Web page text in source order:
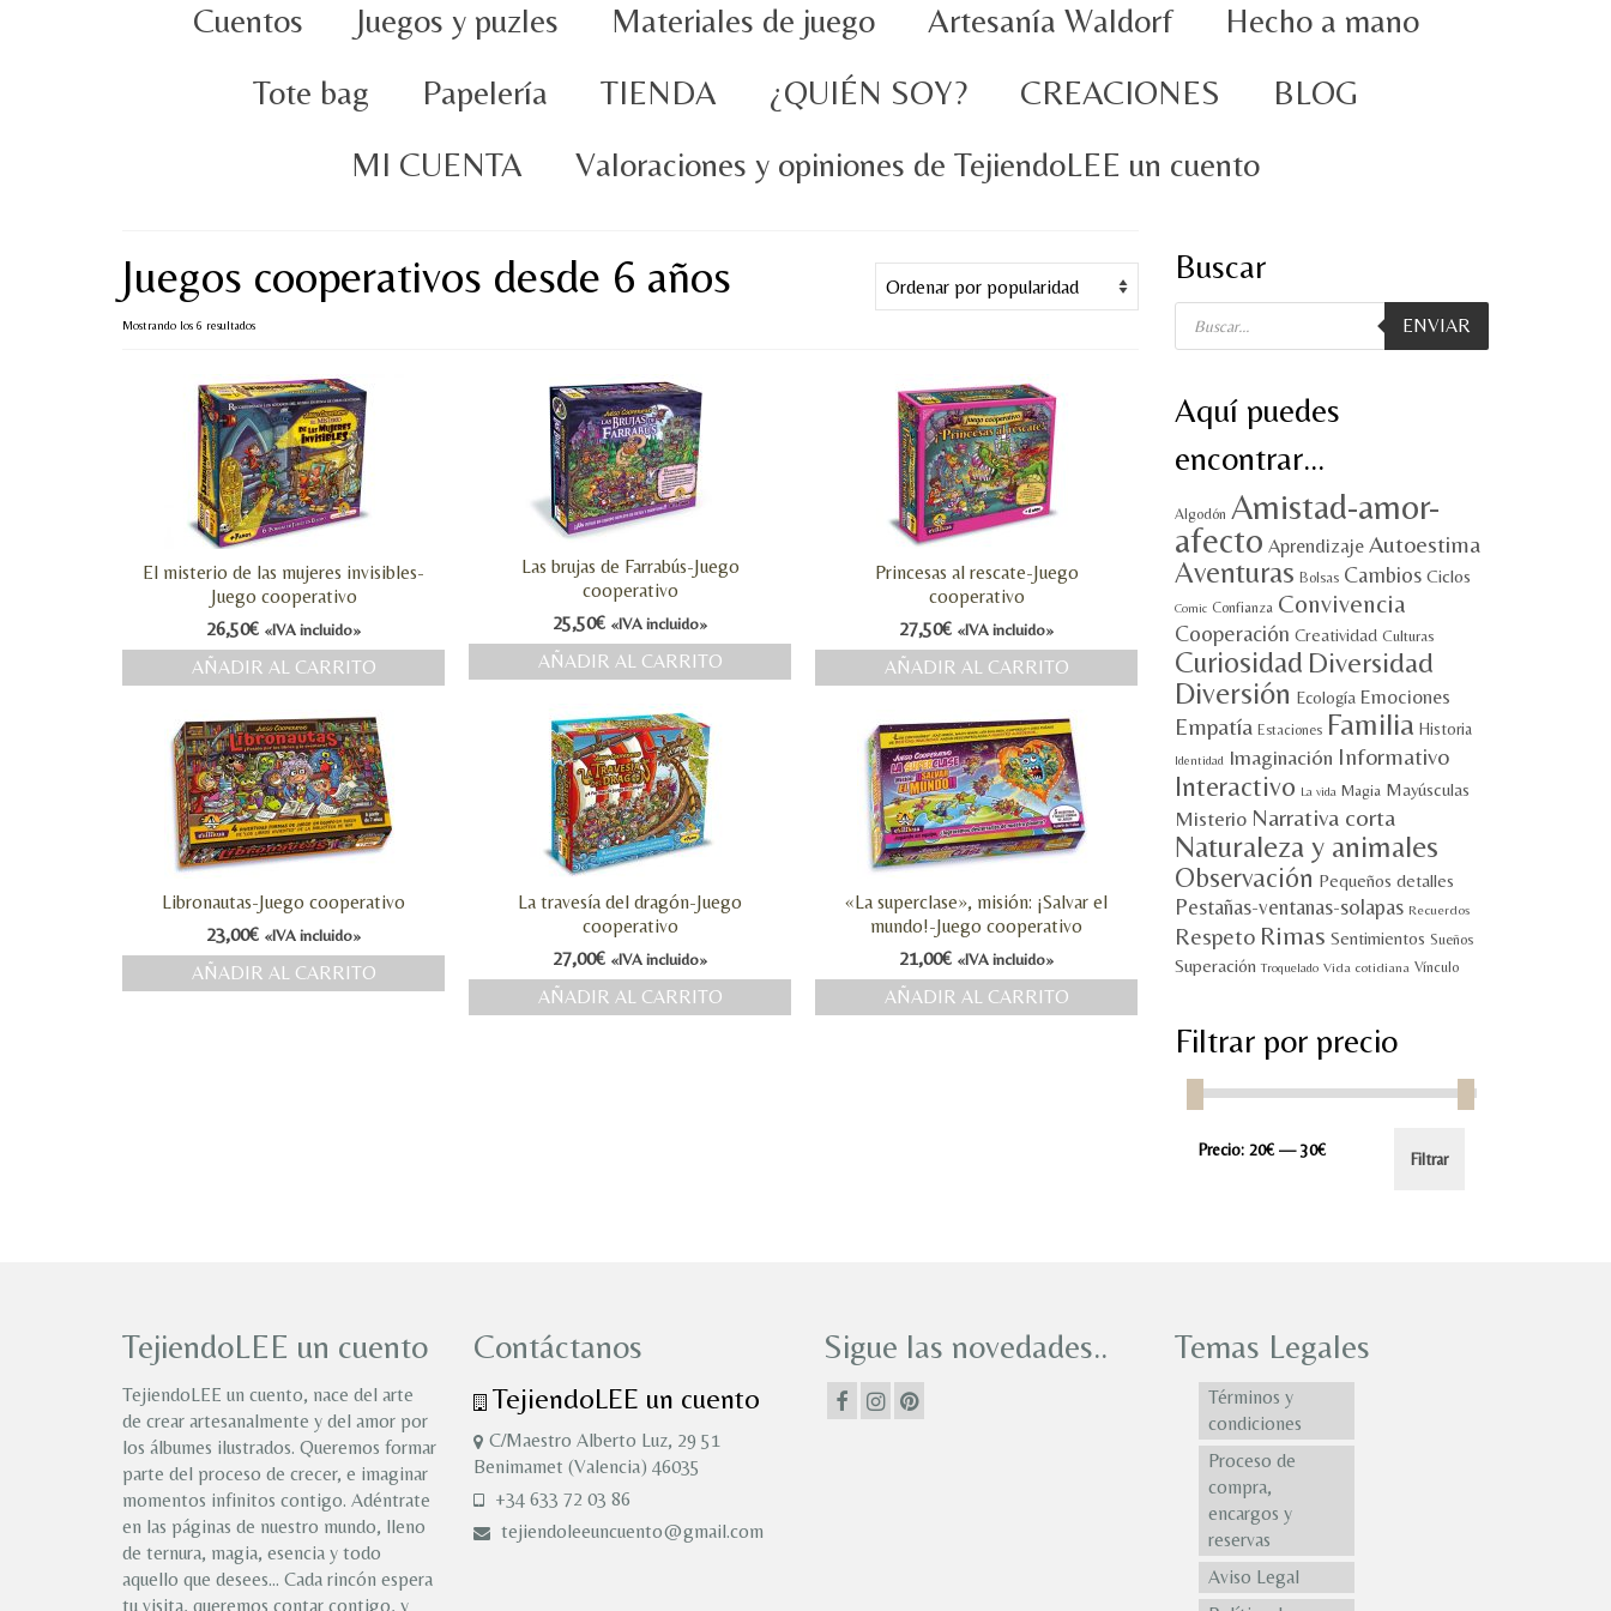
Cuentos Juegos y puzles Materiales de juego Artesanía Waldorf
Hecho a mano
Tote bag
Papelería TIENDA ¿QUIÉN SOY? CREACIONES
BLOG
MI CUENTA
Valoraciones y opiniones de TejiendoLEE un cuento
Juegos cooperativos desde 6 años
Mostrando los 6 resultadosOrdenado
popularidad
El misterio de las mujeres invisibles-
Juego cooperativo
26,50€ «IVA incluido»
AÑADIR AL CARRITO
Las brujas de Farrabús-Juego
cooperativo
25,50€ «IVA incluido»
AÑADIR AL CARRITO
Princesas al rescate-Juego
cooperativo
27,50€ «IVA incluido»
AÑADIR AL CARRITO
La travesía del dragón-Juego
cooperativo
27,00€ «IVA incluido»
AÑADIR AL CARRITO
Libronautas-Juego cooperativo
23,00€ «IVA incluido»
AÑADIR AL CARRITO
«La superclase», misión: ¡Salvar el
mundo!-Juego cooperativo
21,00€ «IVA incluido»
AÑADIR AL CARRITO
Buscar
Búsqueda
productos
ENVIAR
Aquí puedes
encontrar…
Algodón Amistad-amor-
afecto Aprendizaje Autoestima
Aventuras Bolsas Cambios Ciclos
Comic Confianza Convivencia
Cooperación Creatividad Culturas
Curiosidad Diversidad
Diversión Ecología Emociones
Empatía Estaciones Familia Historia
Identidad Imaginación Informativo
Interactivo La vida Magia Mayúsculas
Misterio Narrativa corta
Naturaleza y animales
Observación Pequeños detalles
Pestañas-ventanas-solapas Recuerdos
Respeto Rimas Sentimientos Sueños
Superación Troquelado Vida cotidiana Vínculo
Filtrar por precio
Precio
Precio
Filtrar
Precio: 20€—30€
TejiendoLEE un cuento
TejiendoLEE un cuento, nace del arte
de crear artesanalmente y del amor por
los álbumes ilustrados. Queremos formar
parte del proceso de crecer, e imaginar
momentos infinitos contigo. Adéntrate
en las páginas de nuestro mundo, lleno
de ternura, magia, esencia y todo
aquello que desees… Cada rincón espera
tu visita, queremos contar contigo, y
Contáctanos
TejiendoLEE un cuento
C/Maestro Alberto Luz, 29 51
Benimamet (Valencia) 46035
+34 633 72 03 86
tejiendoleeuncuento@gmail.com
Sigue las novedades.. Temas Legales
Términos y
condiciones
Proceso de
compra,
encargos y
reservas
Aviso Legal